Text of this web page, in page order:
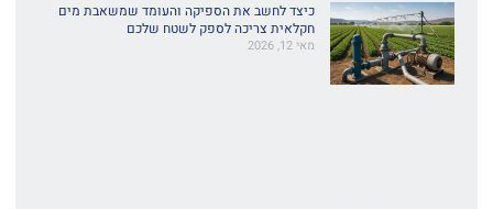
כיצד לחשב את הספיקה והעומד שמשאבת מים
חקלאית צריכה לספק לשטח שלכם
מאי 12, 2026